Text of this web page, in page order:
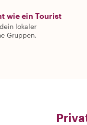
wie ein Tourist
lokaler
Gruppen.